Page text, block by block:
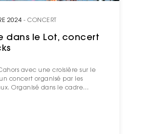
2024- CONCERT
dans le Lot, concert
avec une croisière sur le
concert organisé par les
Organisé dans le cadre…